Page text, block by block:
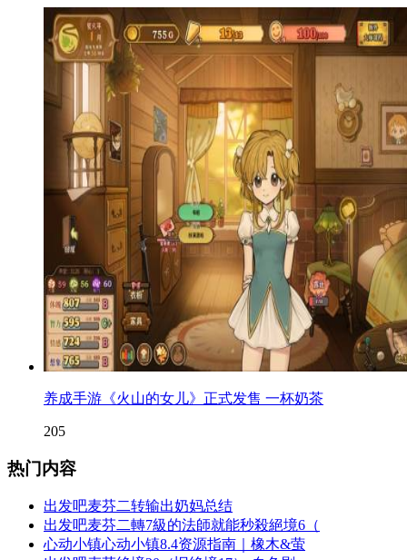
养成手游《火山的女儿》正式发售 一杯奶茶
205
热门内容
出发吧麦芬二转输出奶妈总结
出发吧麦芬二轉7級的法師就能秒殺絕境6（
心动小镇心动小镇8.4资源指南｜橡木&萤